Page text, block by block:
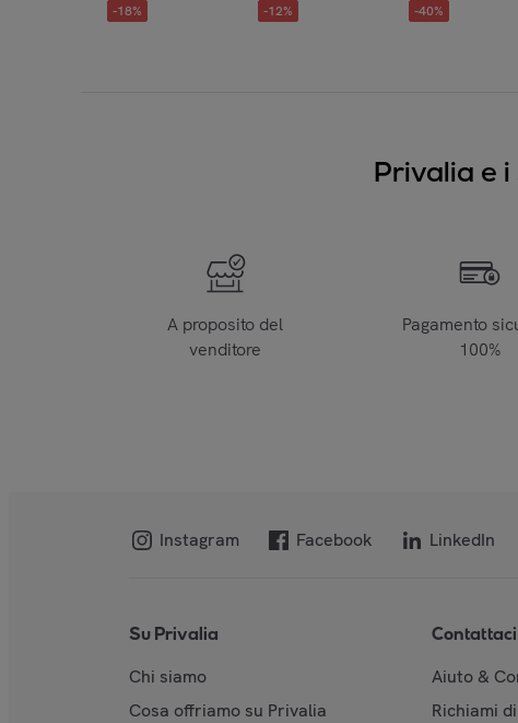
-18% -12% -40%
Privalia e
A proposito del
venditore
Pagamento
100%
Instagram Facebook LinkedIn
Su Privalia
Chi siamo
Cosa offriamo su Privalia
Contattaci
Aiuto &
Richiami